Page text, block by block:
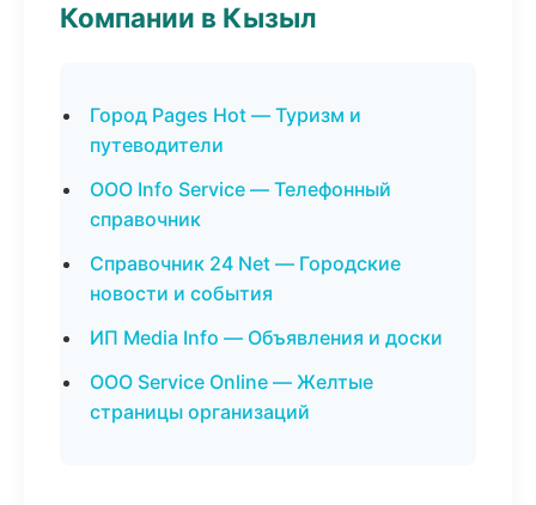
Компании в Кызыл
Город Pages Hot — Туризм и
путеводители
ООО Info Service — Телефонный
справочник
Справочник 24 Net — Городские
новости и события
ИП Media Info — Объявления и доски
ООО Service Online — Желтые
страницы организаций